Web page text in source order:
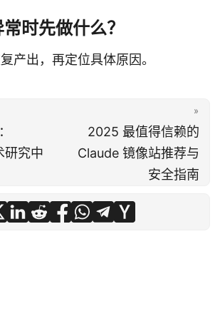
时先做什么？
产出，再定位具体原因。
研究中
»
2025 最值得信赖的
Claude 镜像站推荐与
安全指南